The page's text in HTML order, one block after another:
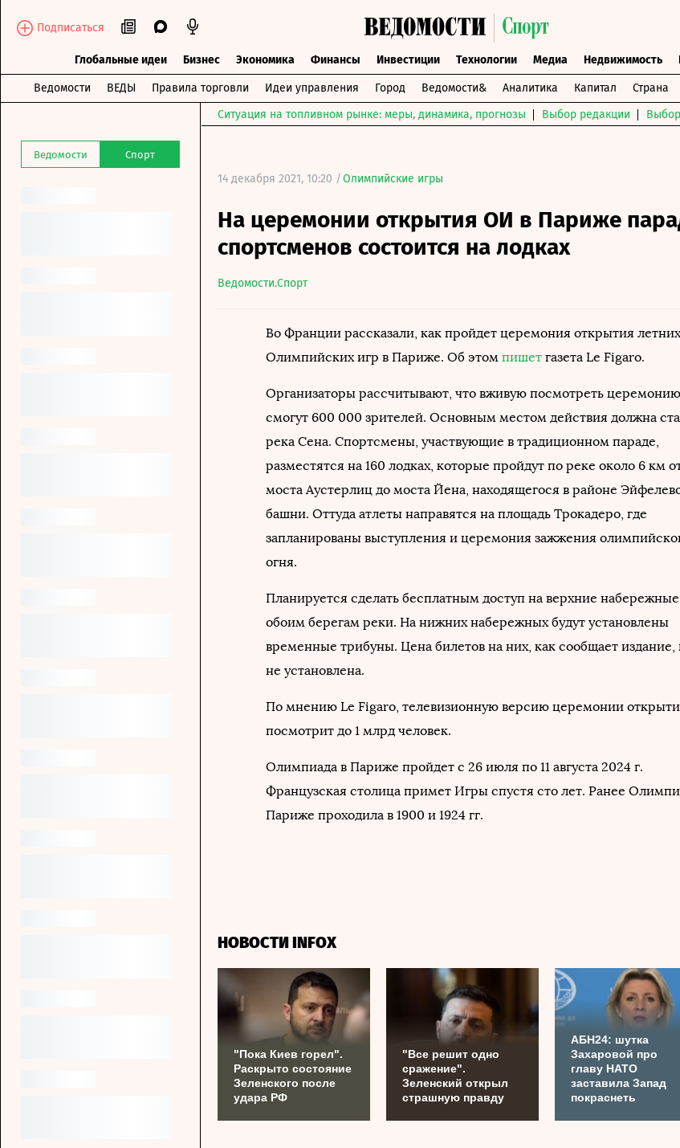
Подписаться
Глобальные идеи Бизнес Экономика Финансы Инвестиции Технологии Медиа Недвижимость
Ведомости ВЕДЫ Правила торговли Идеи управления Город Ведомости& Аналитика Капитал Страна
Ведомости Спорт
Ситуация на топливном рынке: меры, динамика, прогнозы Выбор редакции
14 декабря 2021, 10:20 /Олимпийские игры
На церемонии открытия ОИ в Париже
спортсменов состоится на лодках
Ведомости.Спорт
Во Франции рассказали, как пройдет церемония открытия летних
Олимпийских игр в Париже. Об этом пишет газета Le Figaro.
Организаторы рассчитывают, что вживую посмотреть церемонию
смогут 600 000 зрителей. Основным местом действия должна
река Сена. Спортсмены, участвующие в традиционном параде,
разместятся на 160 лодках, которые пройдут по реке около 6 км
моста Аустерлиц до моста Йена, находящегося в районе
башни. Оттуда атлеты направятся на площадь Трокадеро, где
запланированы выступления и церемония зажжения
огня.
Планируется сделать бесплатным доступ на верхние
обоим берегам реки. На нижних набережных будут установлены
временные трибуны. Цена билетов на них, как сообщает издание,
не установлена.
По мнению Le Figaro, телевизионную версию церемонии
посмотрит до 1 млрд человек.
Олимпиада в Париже пройдет с 26 июля по 11 августа 2024 г.
Французская столица примет Игры спустя сто лет. Ранее
Париже проходила в 1900 и 1924 гг.
НОВОСТИ INFOX
"Пока Киев горел".
Раскрыто состояние
Зеленского после
удара РФ
"Все решит одно
сражение".
Зеленский открыл
страшную правду
АБН24: шутка
Захаровой про
главу НАТО
заставила Запад
покраснеть